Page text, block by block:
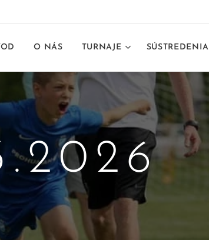
O NÁS TURNAJE SÚSTREDENIA